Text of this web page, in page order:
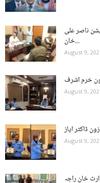
ناصر علی
خان...
August 9,
August 9,
August 9,